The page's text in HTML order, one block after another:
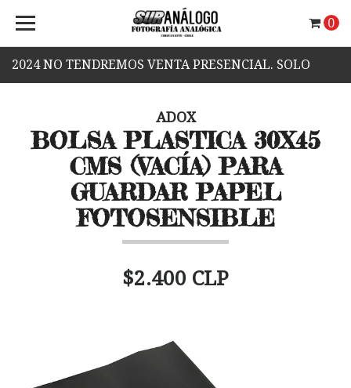
2024 NO TENDREMOS VENTA PRESENCIAL. SOLO
0
ADOX
BOLSA PLASTICA 30X45
CMS (VACÍA) PARA
GUARDAR PAPEL
FOTOSENSIBLE
$2.400 CLP